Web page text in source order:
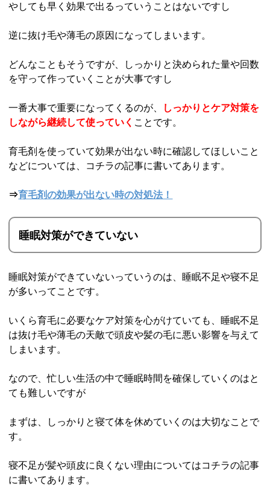
やしても早く効果で出るっていうことはないですし
逆に抜け毛や薄毛の原因になってしまいます。
どんなこともそうですが、しっかりと決められた量や回数
を守って作っていくことが大事ですし
一番大事で重要になってくるのが、
しっかりとケア対策を
しながら継続して使っていく ことです。
育毛剤を使っていて効果が出ない時に確認してほしいこと
などについては、コチラの記事に書いてあります。
⇒育毛剤の効果が出ない時の対処法！
睡眠対策ができていない
睡眠対策ができていないっていうのは、睡眠不足や寝不足
が多いってことです。
いくら育毛に必要なケア対策を心がけていても、睡眠不足
は抜け毛や薄毛の天敵で頭皮や髪の毛に悪い影響を与えて
しまいます。
なので、忙しい生活の中で睡眠時間を確保していくのはと
ても難しいですが
まずは、しっかりと寝て体を休めていくのは大切なことで
す。
寝不足が髪や頭皮に良くない理由についてはコチラの記事
に書いてあります。